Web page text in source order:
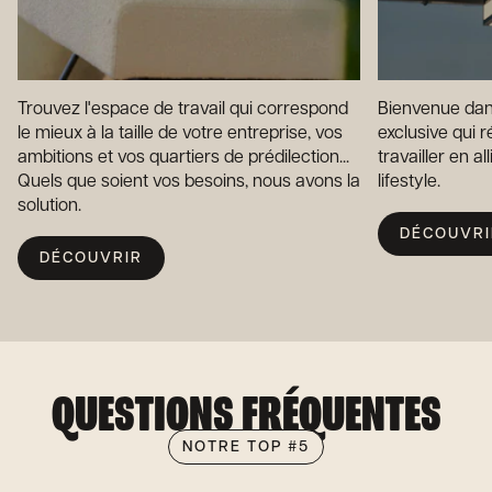
Trouvez l'espace de travail qui correspond
le mieux à la taille de votre entreprise, vos
ambitions et vos quartiers de prédilection...
Quels que soient vos besoins, nous avons la
solution.
DÉCOUVRIR
Bienvenue
exclusive qui
travailler en
lifestyle.
QUESTIONS FRÉQUENTES
NOTRE TOP #5